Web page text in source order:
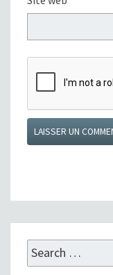
Search
for: